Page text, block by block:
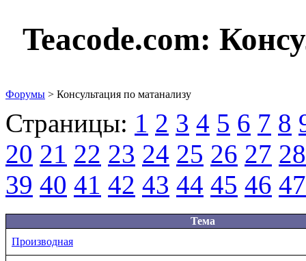
Teacode.com:
Форумы > Консультация по матанализу
Страницы: 1 2 3 4 5 6 7 8
20 21 22 23 24 25 26 27 28
39 40 41 42 43 44 45 46 47
Тема
Производная